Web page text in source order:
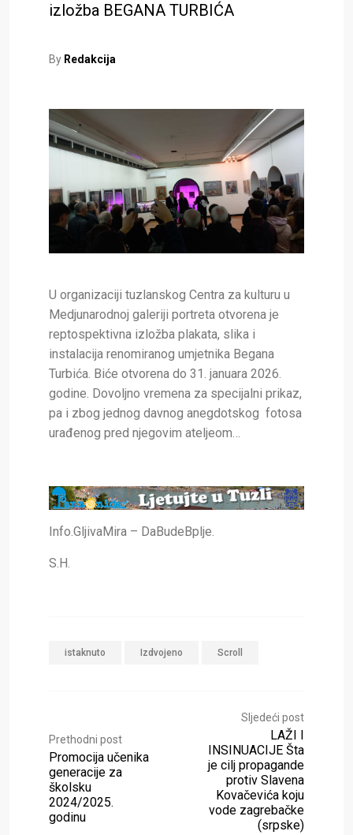
izložba BEGANA TURBIĆA
By Redakcija
U organizaciji tuzlanskog Centra za kulturu u
Medjunarodnoj galeriji portreta otvorena je
reptospektivna izložba plakata, slika i
instalacija renomiranog umjetnika Begana
Turbića. Biće otvorena do 31. januara 2026.
godine. Dovoljno vremena za specijalni prikaz,
pa i zbog jednog davnog anegdotskog fotosa
urađenog pred njegovim ateljeom…
Info.GljivaMira – DaBudeBplje.
S.H.
istaknuto Izdvojeno Scroll
Prethodni post
Promocija učenika
generacije za
školsku
2024/2025.
godinu
Sljedeći post
LAŽI I
INSINUACIJE Šta
je cilj propagande
protiv Slavena
Kovačevića koju
vode zagrebačke
(srpske)